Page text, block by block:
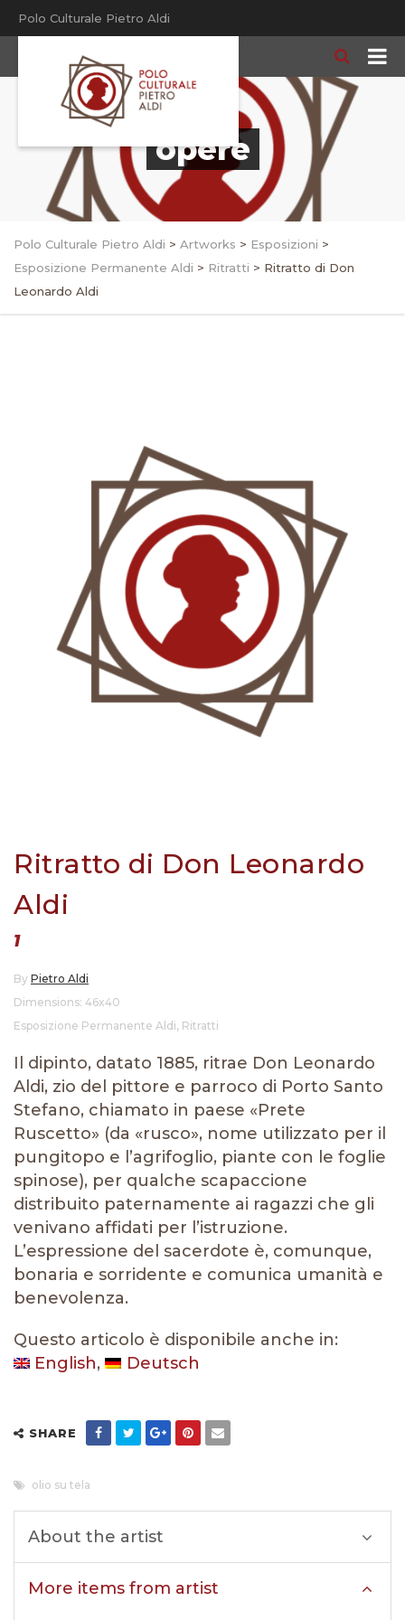
Polo Culturale Pietro Aldi
opere
Polo Culturale Pietro Aldi > Artworks > Esposizioni >
Esposizione Permanente Aldi > Ritratti > Ritratto di Don
Leonardo Aldi
Ritratto di Don Leonardo
Aldi
1
By Pietro Aldi
Dimensions: 46x40
Esposizione Permanente Aldi, Ritratti
Il dipinto, datato 1885, ritrae Don Leonardo
Aldi, zio del pittore e parroco di Porto Santo
Stefano, chiamato in paese «Prete
Ruscetto» (da «rusco», nome utilizzato per il
pungitopo e l’agrifoglio, piante con le foglie
spinose), per qualche scapaccione
distribuito paternamente ai ragazzi che gli
venivano affidati per l’istruzione.
L’espressione del sacerdote è, comunque,
bonaria e sorridente e comunica umanità e
benevolenza.
Questo articolo è disponibile anche in:
English
Deutsch
SHARE
olio su tela
About the artist
More items from artist